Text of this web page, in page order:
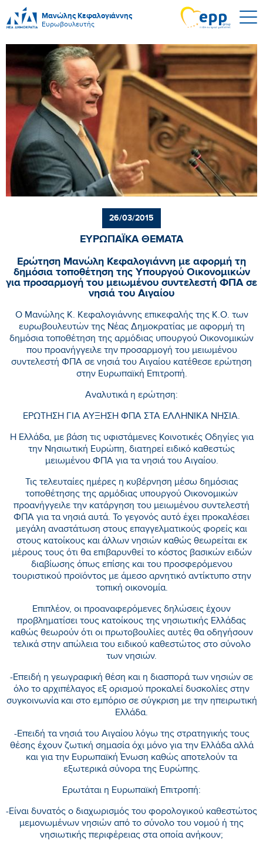
Μανώλης Κεφαλογιάννης
Ευρωβουλευτής
26/03/2015
ΕΥΡΩΠΑΪΚΑ ΘΕΜΑΤΑ
Ερώτηση Μανώλη Κεφαλογιάννη με αφορμή τη
δημόσια τοποθέτηση της Υπουργού Οικονομικών
για προσαρμογή του μειωμένου συντελεστή ΦΠΑ σε
νησιά του Αιγαίου
Ο Μανώλης Κ. Κεφαλογιάννης επικεφαλής της Κ.Ο. των
ευρωβουλευτών της Νέας Δημοκρατίας με αφορμή τη
δημόσια τοποθέτηση της αρμόδιας υπουργού Οικονομικών
που προανήγγειλε την προσαρμογή του μειωμένου
συντελεστή ΦΠΑ σε νησιά του Αιγαίου κατέθεσε ερώτηση
στην Ευρωπαϊκή Επιτροπή.
Αναλυτικά η ερώτηση:
ΕΡΩΤΗΣΗ ΓΙΑ ΑΥΞΗΣΗ ΦΠΑ ΣΤΑ ΕΛΛΗΝΙΚΑ ΝΗΣΙΑ.
Η Ελλάδα, με βάση τις υφιστάμενες Κοινοτικές Οδηγίες για
την Νησιωτική Ευρώπη, διατηρεί ειδικό καθεστώς
μειωμένου ΦΠΑ για τα νησιά του Αιγαίου.
Τις τελευταίες ημέρες η κυβέρνηση μέσω δημόσιας
τοποθέτησης της αρμόδιας υπουργού Οικονομικών
προανήγγειλε την κατάργηση του μειωμένου συντελεστή
ΦΠΑ για τα νησιά αυτά. Το γεγονός αυτό έχει προκαλέσει
μεγάλη αναστάτωση στους επαγγελματικούς φορείς και
στους κατοίκους και άλλων νησιών καθώς θεωρείται εκ
μέρους τους ότι θα επιβαρυνθεί το κόστος βασικών ειδών
διαβίωσης όπως επίσης και του προσφερόμενου
τουριστικού προϊόντος με άμεσο αρνητικό αντίκτυπο στην
τοπική οικονομία.
Επιπλέον, οι προαναφερόμενες δηλώσεις έχουν
προβληματίσει τους κατοίκους της νησιωτικής Ελλάδας
καθώς θεωρούν ότι οι πρωτοβουλίες αυτές θα οδηγήσουν
τελικά στην απώλεια του ειδικού καθεστώτος στο σύνολο
των νησιών.
-Επειδή η γεωγραφική θέση και η διασπορά των νησιών σε
όλο το αρχιπέλαγος εξ ορισμού προκαλεί δυσκολίες στην
συγκοινωνία και στο εμπόριο σε σύγκριση με την ηπειρωτική
Ελλάδα.
-Επειδή τα νησιά του Αιγαίου λόγω της στρατηγικής τους
θέσης έχουν ζωτική σημασία όχι μόνο για την Ελλάδα αλλά
και για την Ευρωπαϊκή Ένωση καθώς αποτελούν τα
εξωτερικά σύνορα της Ευρώπης.
Ερωτάται η Ευρωπαϊκή Επιτροπή:
-Είναι δυνατός ο διαχωρισμός του φορολογικού καθεστώτος
μεμονωμένων νησιών από το σύνολο του νομού ή της
νησιωτικής περιφέρειας στα οποία ανήκουν;